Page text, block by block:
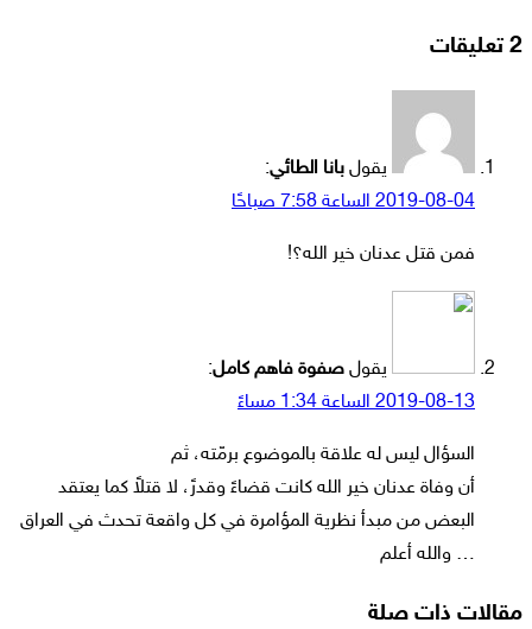
‫2 تعليقات
يقول بانا الطائي:
2019-08-04 الساعة 7:58 صباحًا
فمن قتل عدنان خير الله؟!
يقول صفوة فاهم كامل:
2019-08-13 الساعة 1:34 مساءً
السؤال ليس له علاقة بالموضوع برمّته، ثم
أن وفاة عدنان خير الله كانت قضاءً وقدرً، لا قتلاً كما يعتقد
البعض من مبدأ نظرية المؤامرة في كل واقعة تحدث في العراق
… والله أعلم
مقالات ذات صلة